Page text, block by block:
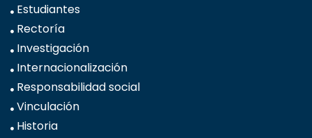
Estudiantes
Rectoría
Investigación
Internacionalización
Responsabilidad social
Vinculación
Historia